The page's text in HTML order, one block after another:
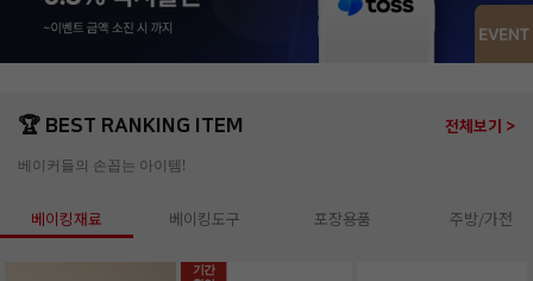
🏆 BEST RANKING ITEM 전체보기 >
베이커들의 손꼽는 아이템!
베이킹재료 베이킹도구 포장용품 주방/가전
기간